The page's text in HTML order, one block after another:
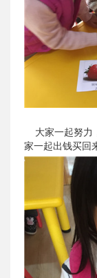
大家一起努力
家一起出钱买回